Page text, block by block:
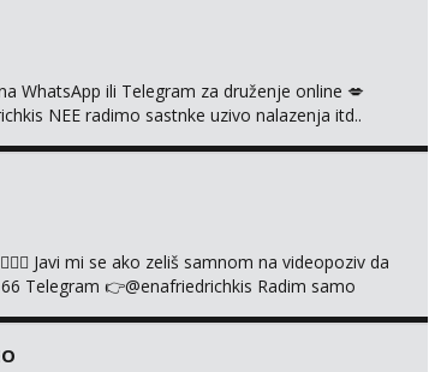
WhatsApp ili Telegram za druženje online 💋
NEE radimo sastnke uzivo nalazenja itd..
Javi mi se ako zeliš samnom na videopoziv da
Telegram 👉@enafriedrichkis Radim samo